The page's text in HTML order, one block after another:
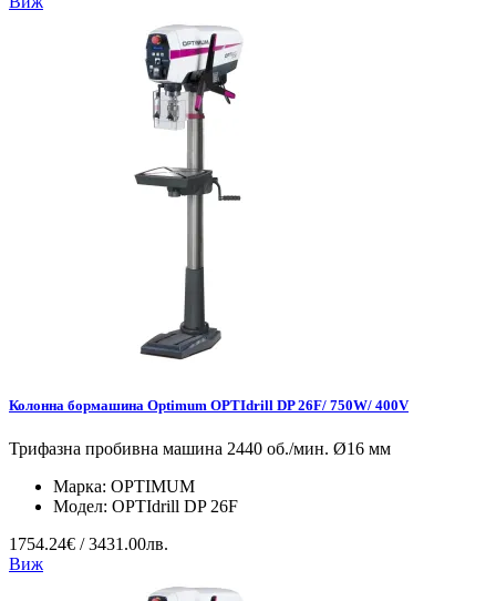
Колонна бормашина Optimum OPTIdrill DP 26F/ 750W/ 400V
Трифазна пробивна машина 2440 об./мин. Ø16 мм
Марка: OPTIMUM
Модел: OPTIdrill DP 26F
1754.24€ / 3431.00лв.
Виж